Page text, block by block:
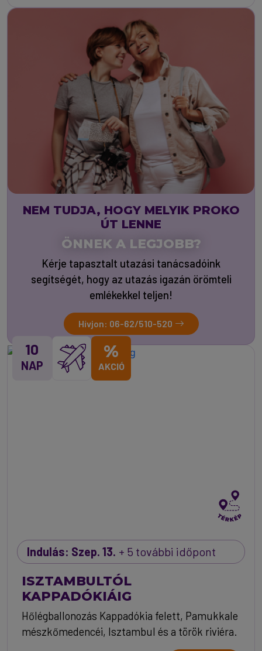
NEM TUDJA, HOGY MELYIK PROKO
ÚT LENNE
ÖNNEK A LEGJOBB?
Kérje tapasztalt utazási tanácsadóink
segítségét, hogy az utazás igazán örömteli
emlékekkel teljen!
Hívjon: 06-62/510-520
10
NAP
%
AKCIÓ
Indulás: Szep. 13. + 5 további időpont
ISZTAMBULTÓL
KAPPADÓKIÁIG
Hőlégballonozás Kappadókia felett, Pamukkale
mészkőmedencéi, Isztambul és a török riviéra.